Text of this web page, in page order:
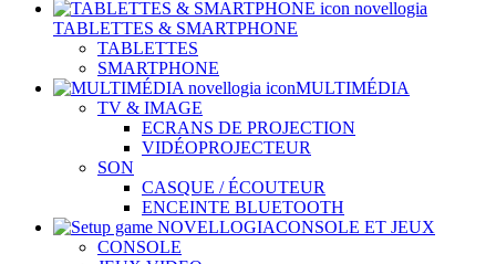
TABLETTES & SMARTPHONE
TABLETTES
SMARTPHONE
MULTIMÉDIA
TV & IMAGE
ECRANS DE PROJECTION
VIDÉOPROJECTEUR
SON
CASQUE / ÉCOUTEUR
ENCEINTE BLUETOOTH
CONSOLE ET JEUX
CONSOLE